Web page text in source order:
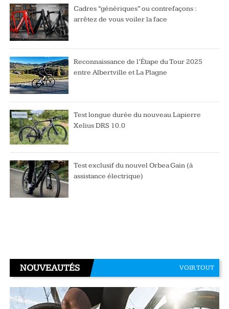
Cadres “génériques” ou contrefaçons :
arrêtez de vous voiler la face
Reconnaissance de l’Étape du Tour 2025
entre Albertville et La Plagne
Test longue durée du nouveau Lapierre
Xelius DRS 10.0
Test exclusif du nouvel Orbea Gain (à
assistance électrique)
NOUVEAUTÉS VOIR TOUT